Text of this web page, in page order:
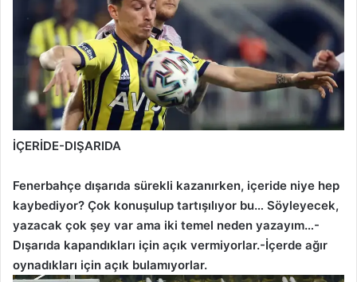
İÇERİDE-DIŞARIDA
Fenerbahçe dışarıda sürekli kazanırken, içeride niye hep
kaybediyor? Çok konuşulup tartışılıyor bu… Söyleyecek,
yazacak çok şey var ama iki temel neden yazayım…-
Dışarıda kapandıkları için açık vermiyorlar.-İçerde ağır
oynadıkları için açık bulamıyorlar.